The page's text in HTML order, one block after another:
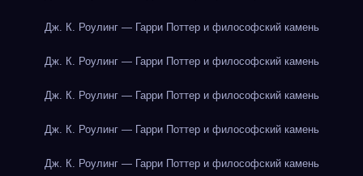
Дж. К. Роулинг — Гарри Поттер и философский камень
Дж. К. Роулинг — Гарри Поттер и философский камень
Дж. К. Роулинг — Гарри Поттер и философский камень
Дж. К. Роулинг — Гарри Поттер и философский камень
Дж. К. Роулинг — Гарри Поттер и философский камень